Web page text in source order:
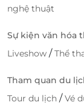
nghệ thuật
Sự kiện văn hóa
Liveshow /Thể
Tham quan du
Tour du lịch /Vé